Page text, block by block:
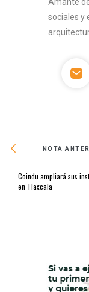
Amante
sociales y
NOTA
Coindu ampliará sus
en Tlaxcala